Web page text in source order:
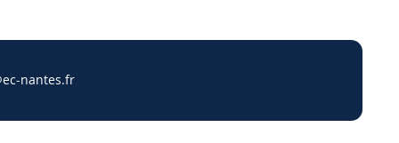
nantes.fr